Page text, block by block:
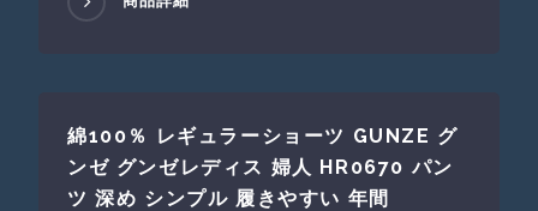
綿100％ レギュラーショーツ GUNZE グ
ンゼ グンゼレディス 婦人 HR0670 パン
ツ 深め シンプル 履きやすい 年間